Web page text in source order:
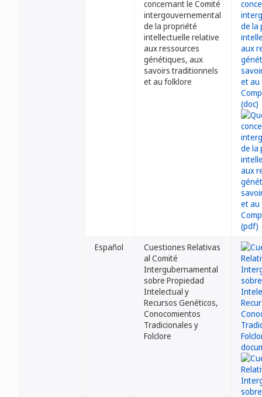
concernant le Comité
intergouvernemental
de la propriété
intellectuelle relative
aux ressources
génétiques, aux
savoirs traditionnels
et au folklore
Español
Cuestiones Relativas
al Comité
Intergubernamental
sobre Propiedad
Intelectual y
Recursos Genéticos,
Conocomientos
Tradicionales y
Folclore